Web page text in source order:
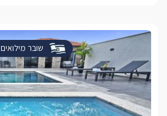
שובר מילואים